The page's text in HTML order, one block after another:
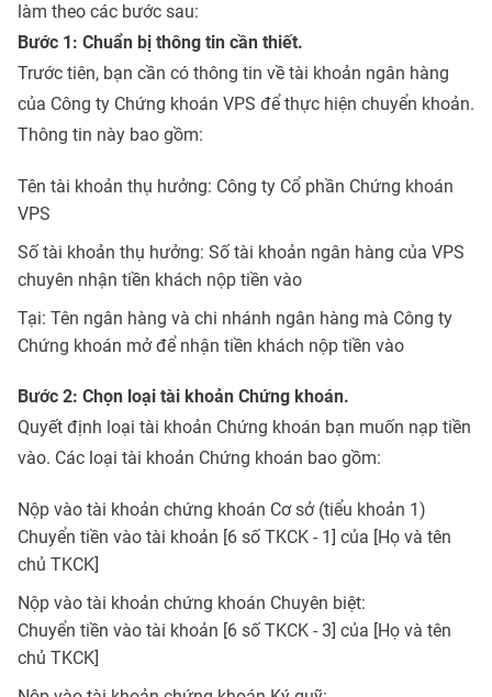
làm theo các bước sau:
Bước 1: Chuẩn bị thông tin cần thiết.
Trước tiên, bạn cần có thông tin về tài khoản ngân hàng
của Công ty Chứng khoán VPS để thực hiện chuyển khoản.
Thông tin này bao gồm:
Tên tài khoản thụ hưởng: Công ty Cổ phần Chứng khoán
VPS
Số tài khoản thụ hưởng: Số tài khoản ngân hàng của VPS
chuyên nhận tiền khách nộp tiền vào
Tại: Tên ngân hàng và chi nhánh ngân hàng mà Công ty
Chứng khoán mở để nhận tiền khách nộp tiền vào
Bước 2: Chọn loại tài khoản Chứng khoán.
Quyết định loại tài khoản Chứng khoán bạn muốn nạp tiền
vào. Các loại tài khoản Chứng khoán bao gồm:
Nộp vào tài khoản chứng khoán Cơ sở (tiểu khoản 1)
Chuyển tiền vào tài khoản [6 số TKCK - 1] của [Họ và tên
chủ TKCK]
Nộp vào tài khoản chứng khoán Chuyên biệt:
Chuyển tiền vào tài khoản [6 số TKCK - 3] của [Họ và tên
chủ TKCK]